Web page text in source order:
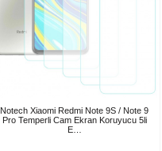
Notech Xiaomi Redmi Note 9S / Note 9
Pro Temperli Cam Ekran Koruyucu 5li
E…